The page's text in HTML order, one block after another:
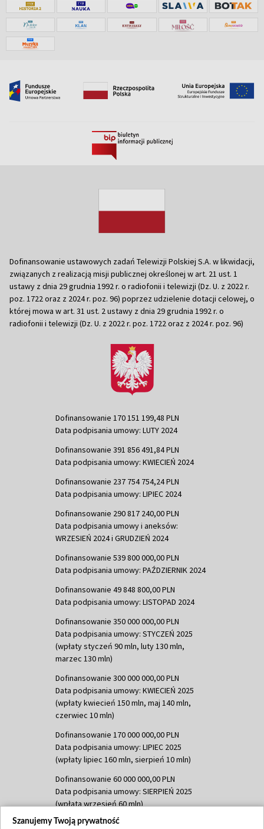
Dofinansowanie ustawowych zadań Telewizji Polskiej S.A. w likwidacji,
związanych z realizacją misji publicznej określonej w art. 21 ust. 1
ustawy z dnia 29 grudnia 1992 r. o radiofonii i telewizji (Dz. U. z 2022 r.
poz. 1722 oraz z 2024 r. poz. 96) poprzez udzielenie dotacji celowej, o
której mowa w art. 31 ust. 2 ustawy z dnia 29 grudnia 1992 r. o
radiofonii i telewizji (Dz. U. z 2022 r. poz. 1722 oraz z 2024 r. poz. 96)
Dofinansowanie 170 151 199,48 PLN
Data podpisania umowy: LUTY 2024
Dofinansowanie 391 856 491,84 PLN
Data podpisania umowy: KWIECIEŃ 2024
Dofinansowanie 237 754 754,24 PLN
Data podpisania umowy: LIPIEC 2024
Dofinansowanie 290 817 240,00 PLN
Data podpisania umowy i aneksów:
WRZESIEŃ 2024 i GRUDZIEŃ 2024
Dofinansowanie 539 800 000,00 PLN
Data podpisania umowy: PAŹDZIERNIK 2024
Dofinansowanie 49 848 800,00 PLN
Data podpisania umowy: LISTOPAD 2024
Dofinansowanie 350 000 000,00 PLN
Data podpisania umowy: STYCZEŃ 2025
(wpłaty styczeń 90 mln, luty 130 mln,
marzec 130 mln)
Dofinansowanie 300 000 000,00 PLN
Data podpisania umowy: KWIECIEŃ 2025
(wpłaty kwiecień 150 mln, maj 140 mln,
czerwiec 10 mln)
Dofinansowanie 170 000 000,00 PLN
Data podpisania umowy: LIPIEC 2025
(wpłaty lipiec 160 mln, sierpień 10 mln)
Dofinansowanie 60 000 000,00 PLN
Data podpisania umowy: SIERPIEŃ 2025
(wpłata wrzesień 60 mln)
Dofinansowanie 635 783 051,21 PLN
Szanujemy Twoją prywatność